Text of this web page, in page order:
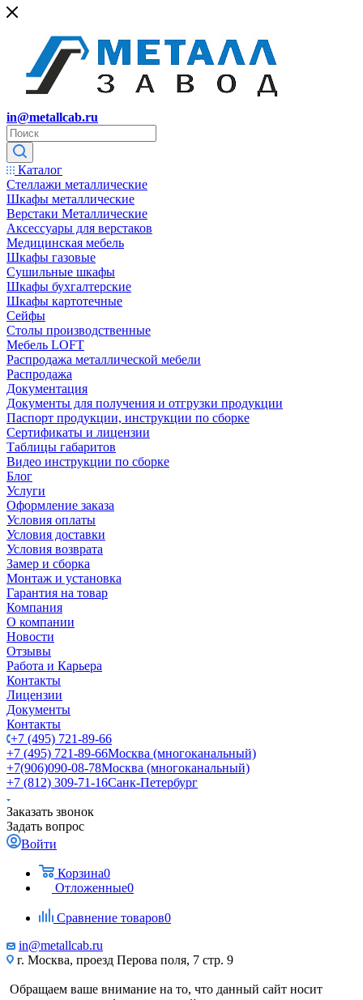
in@metallcab.ru
Каталог
Стеллажи металлические
Шкафы металлические
Верстаки Металлические
Аксессуары для верстаков
Медицинская мебель
Шкафы газовые
Сушильные шкафы
Шкафы бухгалтерские
Шкафы картотечные
Сейфы
Столы производственные
Мебель LOFT
Распродажа металлической мебели
Распродажа
Документация
Документы для получения и отгрузки продукции
Паспорт продукции, инструкции по сборке
Сертификаты и лицензии
Таблицы габаритов
Видео инструкции по сборке
Блог
Услуги
Оформление заказа
Условия оплаты
Условия доставки
Условия возврата
Замер и сборка
Монтаж и установка
Гарантия на товар
Компания
О компании
Новости
Отзывы
Работа и Карьера
Контакты
Лицензии
Документы
Контакты
+7 (495) 721-89-66
+7 (495) 721-89-66Москва (многоканальный)
+7(906)090-08-78Москва (многоканальный)
+7 (812) 309-71-16Санк-Петербург
Заказать звонок
Задать вопрос
Войти
Корзина0
Отложенные0
Сравнение товаров0
in@metallcab.ru
г. Москва, проезд Перова поля, 7 стр. 9
Обращаем ваше внимание на то, что данный сайт носит